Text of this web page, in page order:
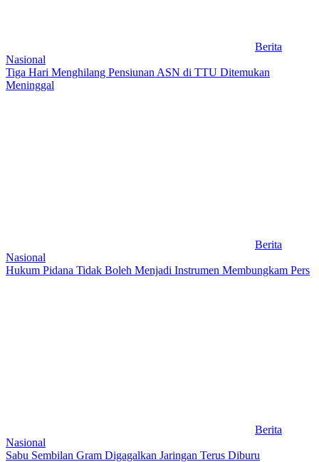
Berita
Nasional
Tiga Hari Menghilang Pensiunan ASN di TTU Ditemukan
Meninggal
Berita
Nasional
Hukum Pidana Tidak Boleh Menjadi Instrumen Membungkam Pers
Berita
Nasional
Sabu Sembilan Gram Digagalkan Jaringan Terus Diburu